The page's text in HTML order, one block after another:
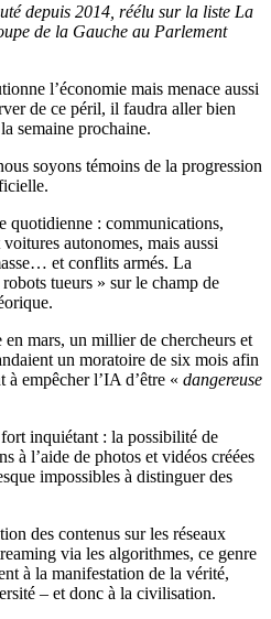
depuis 2014, réélu sur la liste La
de la Gauche au Parlement
l’économie mais menace aussi
de ce péril, il faudra aller bien
semaine prochaine.
soyons témoins de la progression
quotidienne : communications,
autonomes, mais aussi
et conflits armés. La
tueurs » sur le champ de
en mars, un millier de chercheurs et
un moratoire de six mois afin
à empêcher l’IA d’être « dangereuse
inquiétant : la possibilité de
à l’aide de photos et vidéos créées
impossibles à distinguer des
des contenus sur les réseaux
via les algorithmes, ce genre
à la manifestation de la vérité,
– et donc à la civilisation.